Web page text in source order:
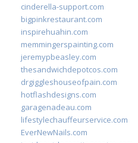
cinderella-support.com
bigpinkrestaurant.com
inspirehuahin.com
memmingerspainting.com
jeremypbeasley.com
thesandwichdepotcos.com
drgiggleshouseofpain.com
hotflashdesigns.com
garagenadeau.com
lifestylechauffeurservice.com
EverNewNails.com